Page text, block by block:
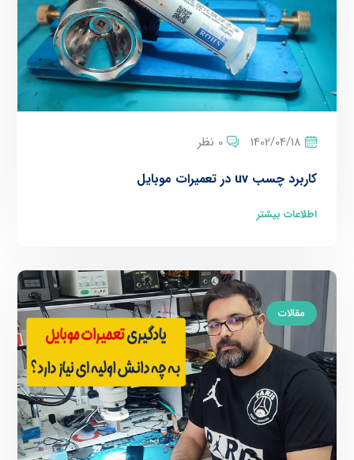
1402/04/18 0 نظر
کاربرد چسب uv در تعمیرات موبایل
اطلاعات بیشتر
مقالات